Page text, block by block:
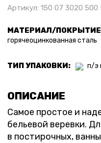
Артикул: 150 07 3020 500
МАТЕРИАЛ/
горячеоцинкованная сталь
ТИП УПАКОВКИ: п/э
ОПИСАНИЕ
Самое простое и
бельевой веревки.
в постирочных,